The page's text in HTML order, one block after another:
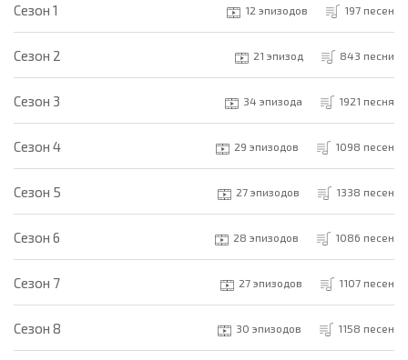
Cезон 1 12 эпизодов 197 песен
Cезон 2 21 эпизод 843 песни
Cезон 3 34 эпизода 1921 песня
Cезон 4 29 эпизодов 1098 песен
Cезон 5 27 эпизодов 1338 песен
Cезон 6 28 эпизодов 1086 песен
Cезон 7 27 эпизодов 1107 песен
Cезон 8 30 эпизодов 1158 песен